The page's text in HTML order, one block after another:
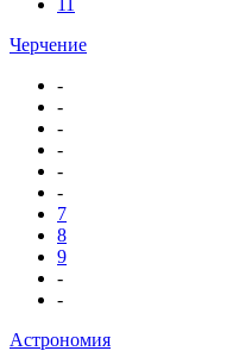
Черчение
-
-
-
-
-
-
7
8
9
-
-
Астрономия